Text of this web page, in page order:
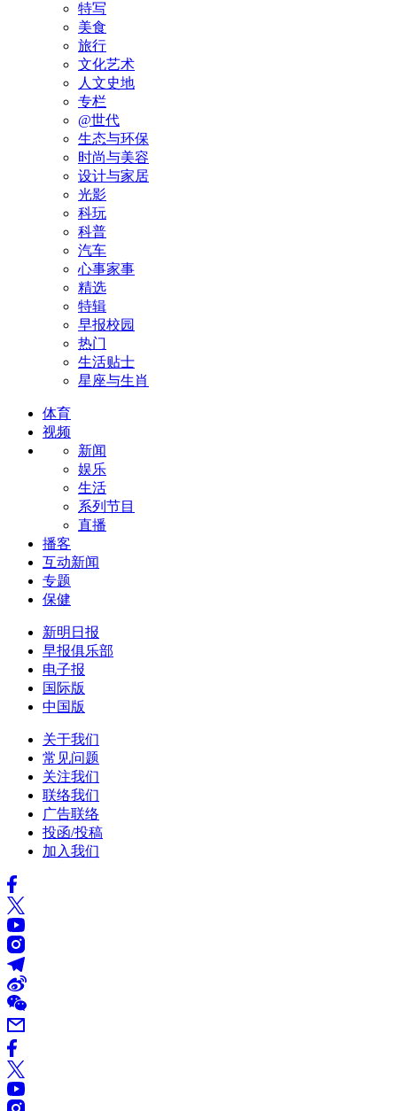
特写
美食
旅行
文化艺术
人文史地
专栏
@世代
生态与环保
时尚与美容
设计与家居
光影
科玩
科普
汽车
心事家事
精选
特辑
早报校园
热门
生活贴士
星座与生肖
体育
视频
新闻
娱乐
生活
系列节目
直播
播客
互动新闻
专题
保健
新明日报
早报俱乐部
电子报
国际版
中国版
关于我们
常见问题
关注我们
联络我们
广告联络
投函/投稿
加入我们